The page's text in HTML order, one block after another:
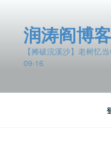
润涛阎博
【摊破浣溪沙】老树忆
09-16